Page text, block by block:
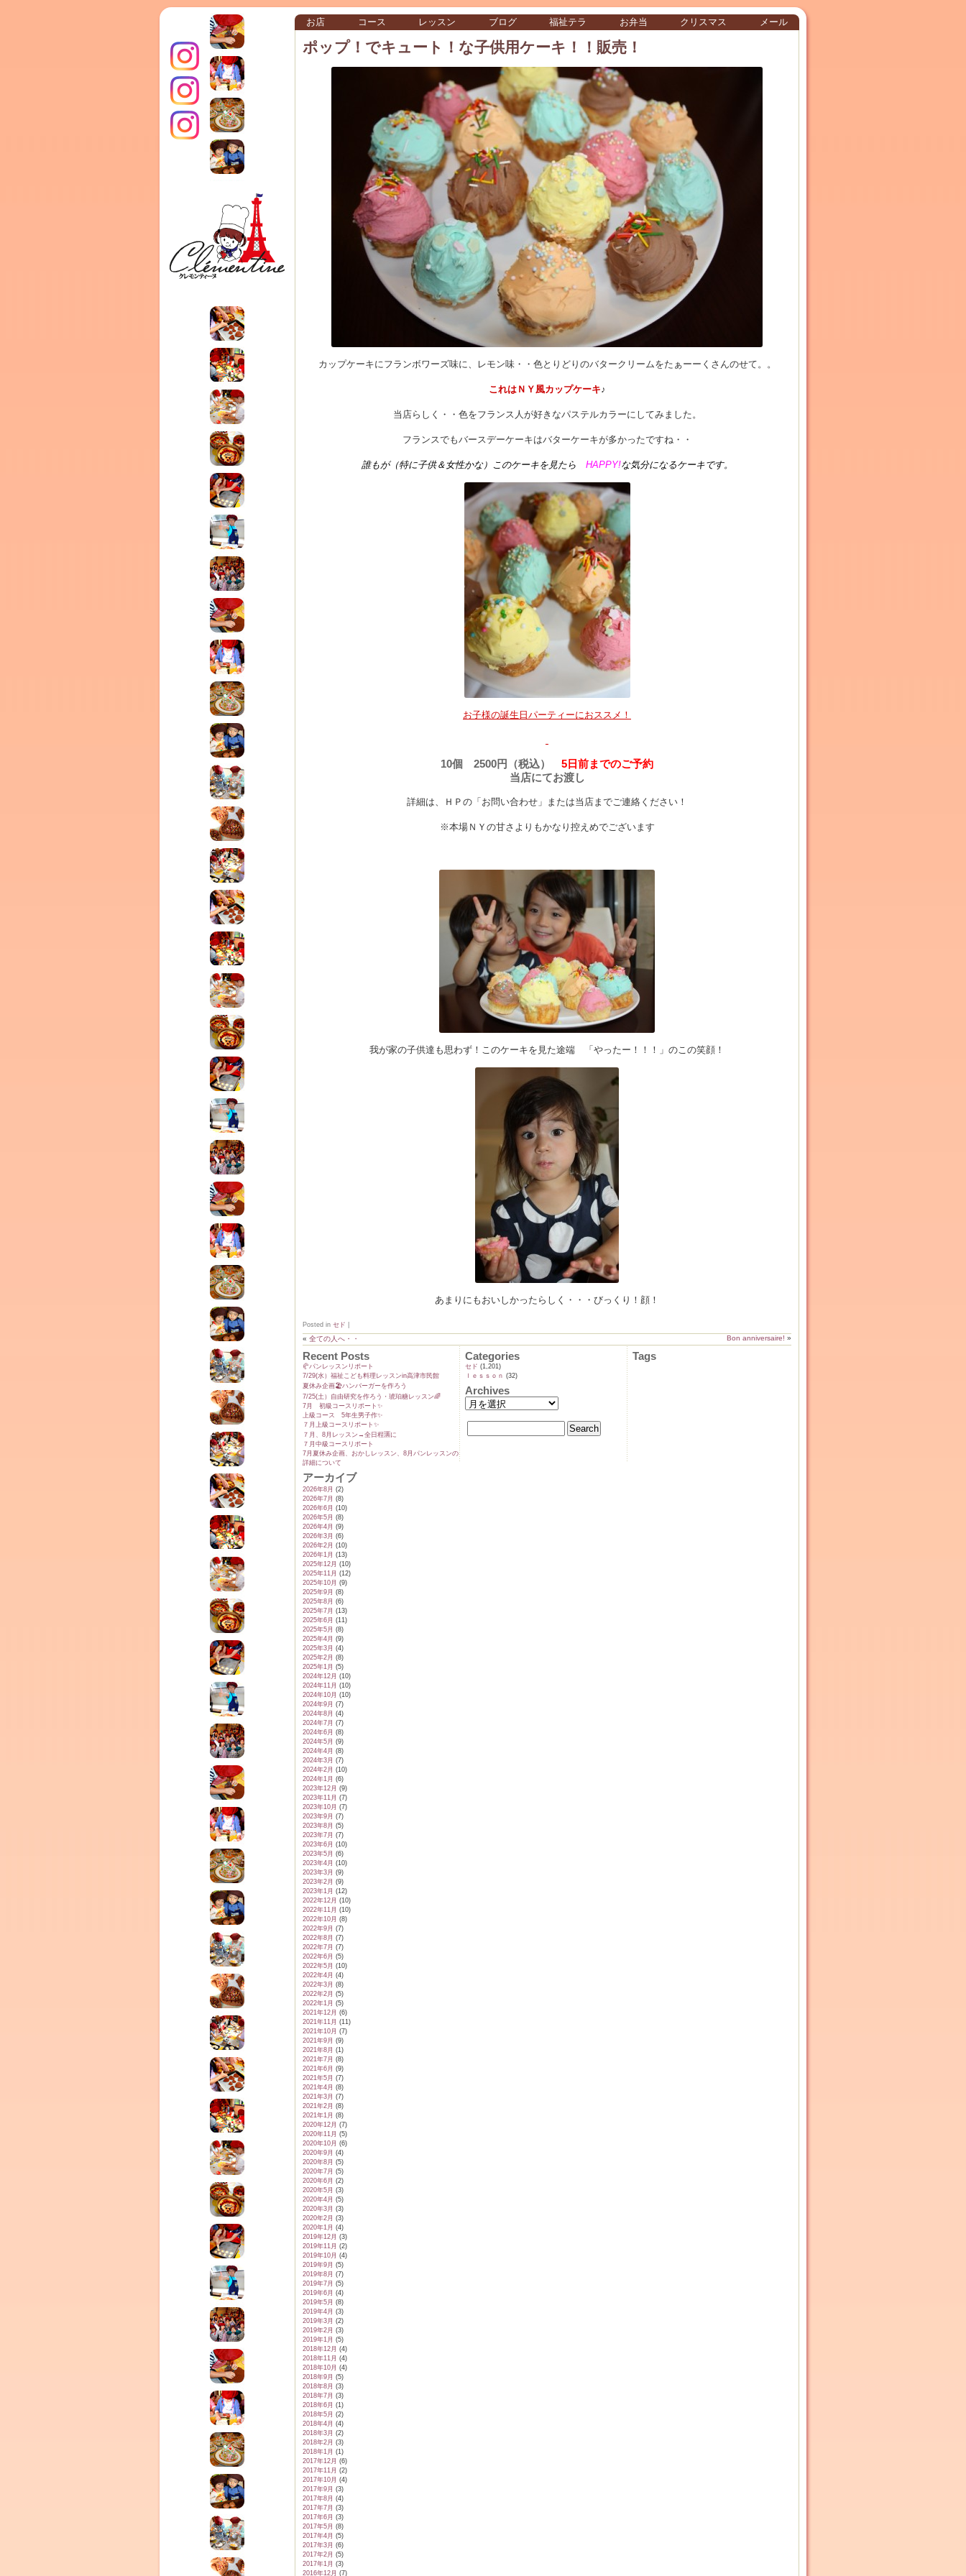
クレモンティーヌ – 新百合ヶ丘の料理教
室・テイクアウト Clémentine (produced
by CEDO)
お店 コース レッスン ブログ 福祉テラ お弁当 クリスマス メール
インス
タグラ
ポップ！でキュート！な子供用ケーキ！！販売！
カップケーキにフランボワーズ味に、レモン味・・色とりどりのバタークリームをたぁーーくさんのせて。。
これはＮＹ風カップケーキ♪
当店らしく・・色をフランス人が好きなパステルカラーにしてみました。
フランスでもバースデーケーキはバターケーキが多かったですね・・
誰もが（特に子供＆女性かな）このケーキを見たら HAPPY!な気分になるケーキです。
お子様の誕生日パーティーにおススメ！
10個 2500円（税込） 5日前までのご予約
当店にてお渡し
詳細は、ＨＰの「お問い合わせ」または当店までご連絡ください！
※本場ＮＹの甘さよりもかなり控えめでございます
我が家の子供達も思わず！このケーキを見た途端 「やったー！！！」のこの笑顔！
あまりにもおいしかったらしく・・・びっくり！顔！
Posted in セド
« 全ての人へ・・ Bon anniversaire! »
Recent Posts
🥐パンレッスンリポート
7/29(水）福祉こども料理レッスンin高津市民館
夏休み企画🏖️ハンバーガーを作ろう
7/25(土）自由研究を作ろう・琥珀糖レッスン🌈
7月 初級コースリポート✨️
上級コース 5年生男子作✨️
７月上級コースリポート✨️
７月、8月レッスン→全日程🈵に
７月中級コースリポート
7月夏休み企画、おかしレッスン、8月パンレッスンの
詳細について
アーカイブ
2026年8月 (2)
2026年7月 (8)
2026年6月 (10)
2026年5月 (8)
2026年4月 (9)
2026年3月 (6)
2026年2月 (10)
2026年1月 (13)
2025年12月 (10)
2025年11月 (12)
2025年10月 (9)
2025年9月 (8)
2025年8月 (6)
2025年7月 (13)
2025年6月 (11)
2025年5月 (8)
2025年4月 (9)
2025年3月 (4)
2025年2月 (8)
2025年1月 (5)
2024年12月 (10)
2024年11月 (10)
2024年10月 (10)
2024年9月 (7)
2024年8月 (4)
2024年7月 (7)
2024年6月 (8)
2024年5月 (9)
2024年4月 (8)
2024年3月 (7)
2024年2月 (10)
2024年1月 (6)
2023年12月 (9)
2023年11月 (7)
2023年10月 (7)
2023年9月 (7)
2023年8月 (5)
2023年7月 (7)
2023年6月 (10)
2023年5月 (6)
2023年4月 (10)
2023年3月 (9)
2023年2月 (9)
2023年1月 (12)
2022年12月 (10)
2022年11月 (10)
2022年10月 (8)
2022年9月 (7)
2022年8月 (7)
2022年7月 (7)
2022年6月 (5)
2022年5月 (10)
2022年4月 (4)
2022年3月 (8)
2022年2月 (5)
2022年1月 (5)
2021年12月 (6)
2021年11月 (11)
2021年10月 (7)
2021年9月 (9)
2021年8月 (1)
2021年7月 (8)
2021年6月 (9)
2021年5月 (7)
2021年4月 (8)
2021年3月 (7)
2021年2月 (8)
2021年1月 (8)
2020年12月 (7)
2020年11月 (5)
2020年10月 (6)
2020年9月 (4)
2020年8月 (5)
2020年7月 (5)
2020年6月 (2)
2020年5月 (3)
2020年4月 (5)
2020年3月 (3)
2020年2月 (3)
2020年1月 (4)
2019年12月 (3)
2019年11月 (2)
2019年10月 (4)
2019年9月 (5)
2019年8月 (7)
2019年7月 (5)
2019年6月 (4)
2019年5月 (8)
2019年4月 (3)
2019年3月 (2)
2019年2月 (3)
2019年1月 (5)
2018年12月 (4)
2018年11月 (4)
2018年10月 (4)
2018年9月 (5)
2018年8月 (3)
2018年7月 (3)
2018年6月 (1)
2018年5月 (2)
2018年4月 (4)
2018年3月 (2)
2018年2月 (3)
2018年1月 (1)
2017年12月 (6)
2017年11月 (2)
2017年10月 (4)
2017年9月 (3)
2017年8月 (4)
2017年7月 (3)
2017年6月 (3)
2017年5月 (8)
2017年4月 (5)
2017年3月 (6)
2017年2月 (5)
2017年1月 (3)
2016年12月 (7)
Categories
セド (1,201)
ｌｅｓｓｏｎ (32)
Archives
Tags